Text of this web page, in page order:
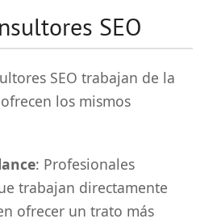
SEO
SEO trabajan de la
los mismos
: Profesionales
trabajan directamente
ofrecer un trato más